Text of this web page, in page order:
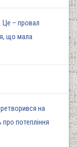
Це – провал
що мала
на
потепління